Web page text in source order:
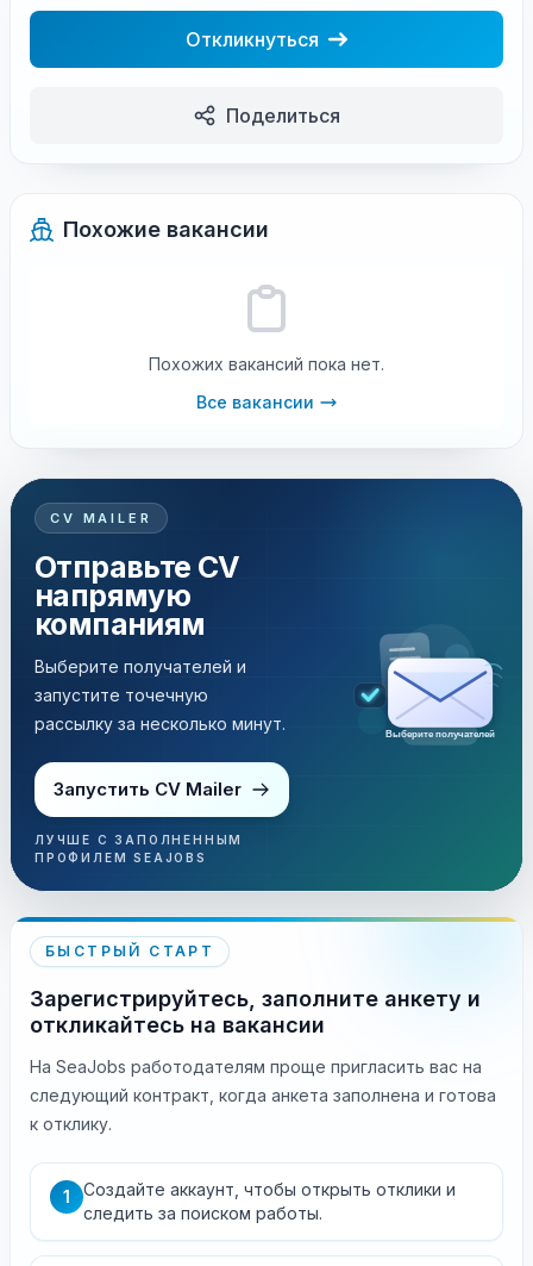
Откликнуться
Поделиться
Похожие вакансии
Похожих вакансий пока нет.
Все вакансии
CV MAILER
Отправьте CV
напрямую
компаниям
Выберите получателей и
запустите точечную
рассылку за несколько минут.
Запустить CV Mailer
ЛУЧШЕ С ЗАПОЛНЕННЫМ
ПРОФИЛЕМ SEAJOBS
Выберите получателей
БЫСТРЫЙ СТАРТ
Зарегистрируйтесь, заполните анкету и
откликайтесь на вакансии
На SeaJobs работодателям проще пригласить вас на
следующий контракт, когда анкета заполнена и готова
к отклику.
1
Создайте аккаунт, чтобы открыть отклики и
следить за поиском работы.